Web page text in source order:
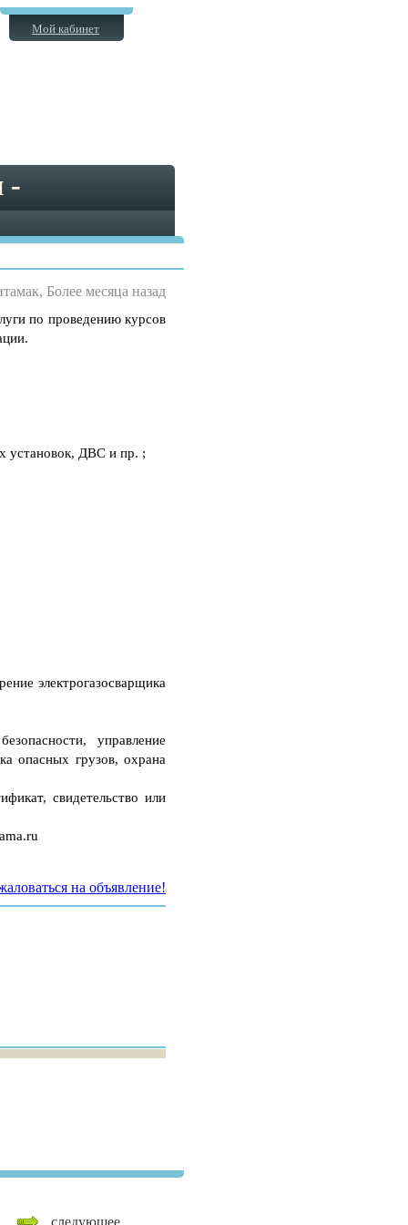
Мой кабинет
-
Более месяца назад
по проведению курсов
установок, ДВС и пр. ;
электрогазосварщика
управление
опасных грузов, охрана
свидетельство или
на объявление!
следующее